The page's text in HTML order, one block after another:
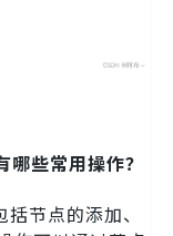
些常用操作？
节点的添加、